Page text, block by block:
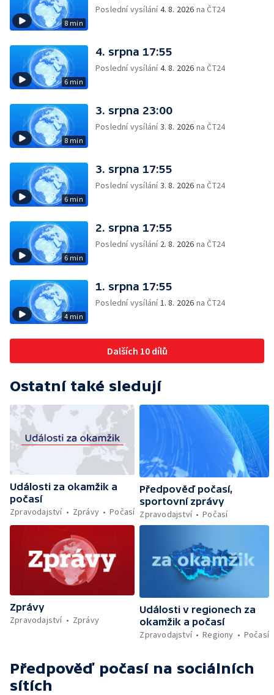
8 min
Poslední vysílání4. 8. 2026 na ČT24
6 min
4. srpna 17:55
Poslední vysílání4. 8. 2026 na ČT24
8 min
3. srpna 23:00
Poslední vysílání3. 8. 2026 na ČT24
6 min
3. srpna 17:55
Poslední vysílání3. 8. 2026 na ČT24
6 min
2. srpna 17:55
Poslední vysílání 2. 8. 2026 na ČT24
4 min
1. srpna 17:55
Poslední vysílání1. 8. 2026 na ČT24
Dalších 10 dílů
Ostatní také sledují
Události za okamžik a
počasí
Zpravodajství
Zprávy Počasí
Předpověď počasí,
sportovní zprávy
Zpravodajství
Počasí
Zprávy
Zpravodajství
Zprávy
Události v regionech za
okamžik a počasí
Zpravodajství
Regiony Počasí
Předpověď počasí na sociálních
sítích